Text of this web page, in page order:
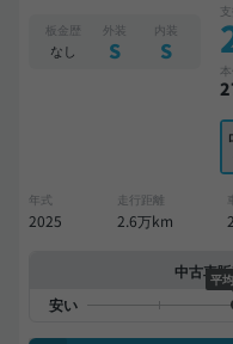
板金歴
なし
外装
S
内装
S
年式
2025
走行距離
2.6万km
中古車平